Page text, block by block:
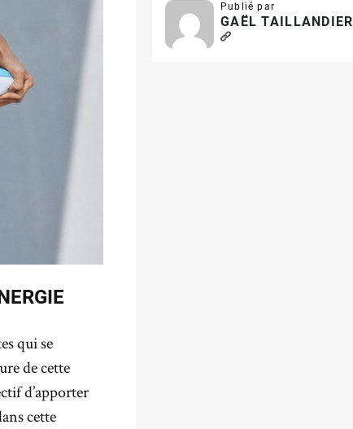
qui se
de cette
d’apporter
cette
Publié par
GAËL TAILLANDIER